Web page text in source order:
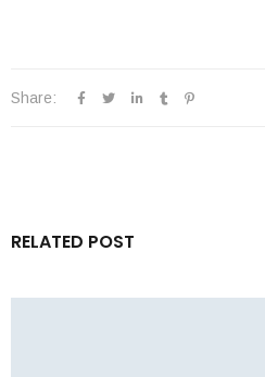
Share:
RELATED POST